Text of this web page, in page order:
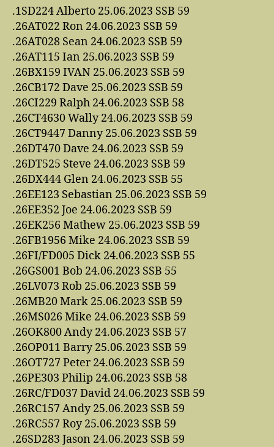
.1SD224 Alberto 25.06.2023 SSB 59
.26AT022 Ron 24.06.2023 SSB 59
.26AT028 Sean 24.06.2023 SSB 59
.26AT115 Ian 25.06.2023 SSB 59
.26BX159 IVAN 25.06.2023 SSB 59
.26CB172 Dave 25.06.2023 SSB 59
.26CI229 Ralph 24.06.2023 SSB 58
.26CT4630 Wally 24.06.2023 SSB 59
.26CT9447 Danny 25.06.2023 SSB 59
.26DT470 Dave 24.06.2023 SSB 59
.26DT525 Steve 24.06.2023 SSB 59
.26DX444 Glen 24.06.2023 SSB 55
.26EE123 Sebastian 25.06.2023 SSB 59
.26EE352 Joe 24.06.2023 SSB 59
.26EK256 Mathew 25.06.2023 SSB 59
.26FB1956 Mike 24.06.2023 SSB 59
.26FI/FD005 Dick 24.06.2023 SSB 55
.26GS001 Bob 24.06.2023 SSB 55
.26LV073 Rob 25.06.2023 SSB 59
.26MB20 Mark 25.06.2023 SSB 59
.26MS026 Mike 24.06.2023 SSB 59
.26OK800 Andy 24.06.2023 SSB 57
.26OP011 Barry 25.06.2023 SSB 59
.26OT727 Peter 24.06.2023 SSB 59
.26PE303 Philip 24.06.2023 SSB 58
.26RC/FD037 David 24.06.2023 SSB 59
.26RC157 Andy 25.06.2023 SSB 59
.26RC557 Roy 25.06.2023 SSB 59
.26SD283 Jason 24.06.2023 SSB 59